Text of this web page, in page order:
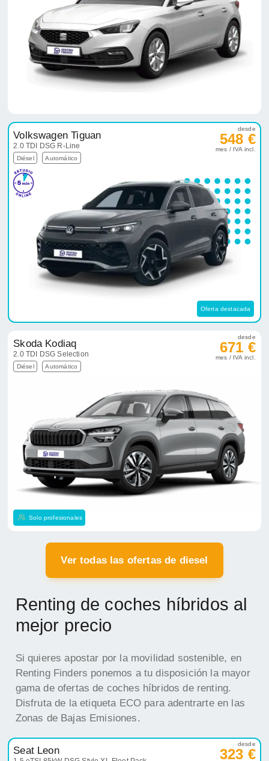
Volkswagen Tiguan
2.0 TDI DSG R-Line
Diésel Automático
desde
548 €
mes / IVA incl.
Oferta destacada
Skoda Kodiaq
2.0 TDI DSG Selection
Diésel Automático
desde
671 €
mes / IVA incl.
Solo profesionales
Ver todas las ofertas de diesel
Renting de coches híbridos al
mejor precio
Si quieres apostar por la movilidad sostenible, en
Renting Finders ponemos a tu disposición la mayor
gama de ofertas de coches híbridos de renting.
Disfruta de la etiqueta ECO para adentrarte en las
Zonas de Bajas Emisiones.
Seat Leon
desde
323 €